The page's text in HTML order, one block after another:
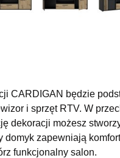
CARDIGAN będzie
i sprzęt RTV. W
dekoracji możesz
domyk zapewniają
funkcjonalny salon.